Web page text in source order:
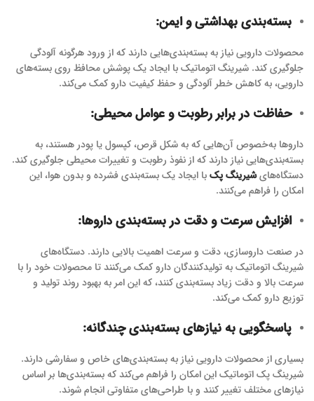
بسته‌بندی بهداشتی و ایمن:
محصولات دارویی نیاز به بسته‌بندی‌هایی دارند که از ورود هرگونه آلودگی
جلوگیری کند. شیرینگ اتوماتیک با ایجاد یک پوشش محافظ روی بسته‌های
دارویی، به کاهش خطر آلودگی و حفظ کیفیت دارو کمک می‌کند.
حفاظت در برابر رطوبت و عوامل محیطی:
داروها به‌خصوص آن‌هایی که به شکل قرص، کپسول یا پودر هستند، به
بسته‌بندی‌هایی نیاز دارند که از نفوذ رطوبت و تغییرات محیطی جلوگیری کند.
دستگاه‌هایشیرینگ پکبا ایجاد یک بسته‌بندی فشرده و بدون هوا، این
امکان را فراهم می‌کنند.
افزایش سرعت و دقت در بسته‌بندی داروها:
در صنعت داروسازی، دقت و سرعت اهمیت بالایی دارند. دستگاه‌های
شیرینگ اتوماتیک به تولیدکنندگان دارو کمک می‌کنند تا محصولات خود را با
سرعت بالا و دقت زیاد بسته‌بندی کنند، که این امر به بهبود روند تولید و
توزیع دارو کمک می‌کند.
پاسخگویی به نیازهای بسته‌بندی چندگانه:
بسیاری از محصولات دارویی نیاز به بسته‌بندی‌های خاص و سفارشی دارند.
شیرینگ پک اتوماتیک این امکان را فراهم می‌کند که بسته‌بندی‌ها بر اساس
نیازهای مختلف تغییر کنند و با طراحی‌های متفاوتی انجام شوند.